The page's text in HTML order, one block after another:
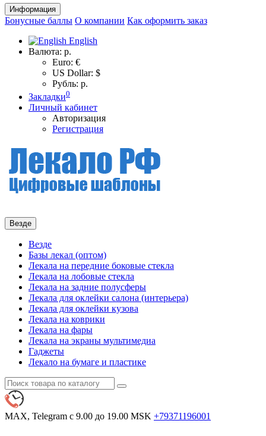
Информация
Бонусные баллы О компании Как оформить заказ
English
Валюта: р.
Euro: €
US Dollar: $
Рубль: р.
Закладки0
Личный кабинет
Авторизация
Регистрация
Везде
Везде
Базы лекал (оптом)
Лекала на передние боковые стекла
Лекала на лобовые стекла
Лекала на задние полусферы
Лекала для оклейки салона (интерьера)
Лекала для оклейки кузова
Лекала на коврики
Лекала на фары
Лекала на экраны мультимедиа
Гаджеты
Лекало на бумаге и пластике
MAX, Telegram с 9.00 до 19.00 MSK +79371196001